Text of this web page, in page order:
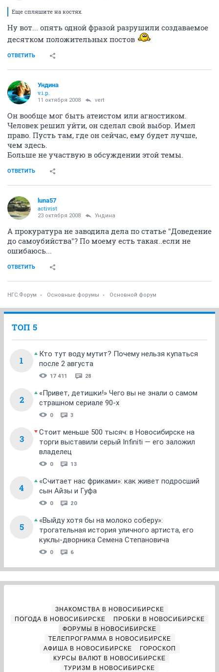
Еще спляшите на костях.
Ну вот... опять одной фразой разрушили создаваемое
десятком положительных постов
ОТВЕТИТЬ
Ундина
v.i.p.
11 октября 2008 vert
Он вообще мог быть атеистом или агностиком.
Человек решил уйти, он сделал свой выбор. Имел
право. Пусть там, где он сейчас, ему будет лучше,
чем здесь.
Больше не участвую в обсуждении этой темы.
ОТВЕТИТЬ
luna57
activist
23 октября 2008 Ундина
А прокуратура не заводила дела по статье "Доведение
до самоубийства"? По моему есть такая..если не
ошибаюсь...
ОТВЕТИТЬ
НГС.Форум Основные форумы Основной форум
ТОП 5
1
Кто тут воду мутит? Почему нельзя купаться
после 2 августа
17 411 28
2
«Привет, детишки!» Чего вы не знали о самом
страшном сериале 90-х
0 3
3
Стоит меньше 500 тысяч: в Новосибирске на
торги выставили серый Infiniti — его заложил
владелец
0 13
4
«Считает нас фриками»: как живет подросший
сын Айзы и Гуфа
0 20
5
«Выйду хотя бы на молоко соберу»:
трогательная история уличного артиста, его
куклы-дворника Семена Степановича
0 6
ЗНАКОМСТВА В НОВОСИБИРСКЕ
ПОГОДА В НОВОСИБИРСКЕ
ПРОБКИ В НОВОСИБИРСКЕ
ФОРУМЫ В НОВОСИБИРСКЕ
ТЕЛЕПРОГРАММА В НОВОСИБИРСКЕ
АФИША В НОВОСИБИРСКЕ
ГОРОСКОП
КУРСЫ ВАЛЮТ В НОВОСИБИРСКЕ
ТУРИЗМ В НОВОСИБИРСКЕ